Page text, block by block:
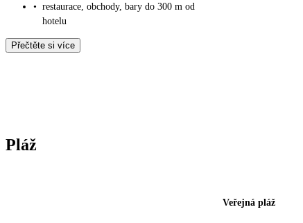
• restaurace, obchody, bary do 300 m od
hotelu
Přečtěte si více
Pláž
Veřejná pláž